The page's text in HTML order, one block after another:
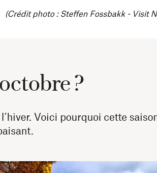
(Crédit photo : Steffen Fossbakk - Visit
?
Voici pourquoi cette